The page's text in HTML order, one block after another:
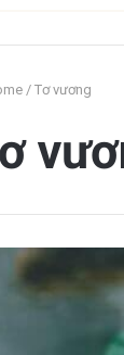
/ Tơ vương